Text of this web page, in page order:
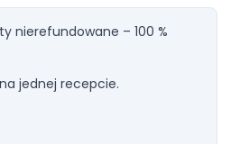
nierefundowane – 100 %
jednej recepcie.